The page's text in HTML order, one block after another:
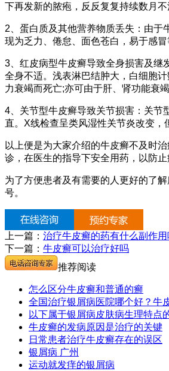
下再发新的脓疱，反反复复持续数月
2、蛋白质及其他营养物质丢失：由于
现为乏力、倦怠、面色苍白，易于感
3、红皮病型牛皮癣导致全身损害及继
全身不适。浅表淋巴结肿大，白细胞
力衰竭而死亡;亦可由于肝、肾功能衰竭
4、关节型牛皮癣导致关节损害：关节
直。X线检查呈类风湿性关节炎改变，
以上便是为大家介绍的牛皮癣不及时
诊，在医生的指导下安全用药，以防止
为了方便患者及有需要的人更好的了
号。
上一篇： 治疗牛皮癣的药有什么副作用
下一篇： 牛皮癣可以治疗好吗
推荐阅读
怎么区分牛皮癣和普通的癣
全国治疗银屑病医院哪个好？牛
以下属于银屑病皮肤病生理特点
牛皮癣的发病原因是治疗的关键
日常患者治疗牛皮癣存在的误区
银屑病 广州
运动就发痒的银屑病